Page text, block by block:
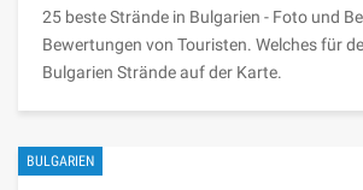
25 beste Strände in Bulgarien - Foto und
Bewertungen von Touristen. Welches für
Bulgarien Strände auf der Karte.
BULGARIEN